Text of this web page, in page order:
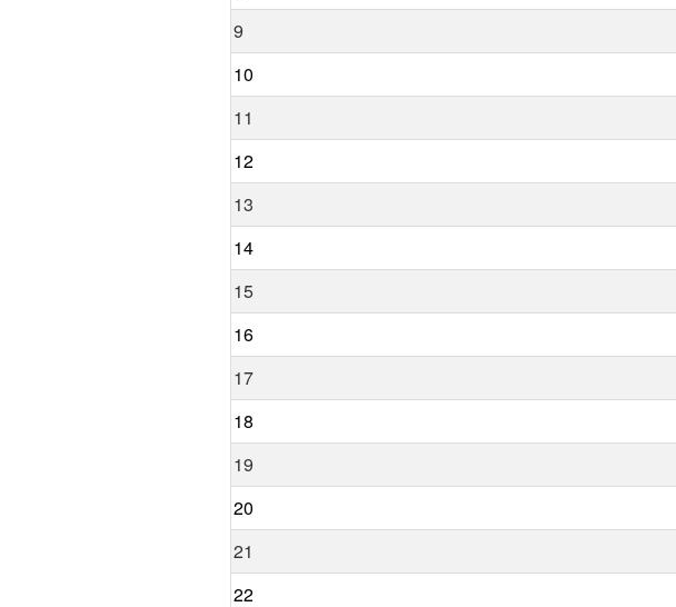
9
10
11
12
13
14
15
16
17
18
19
20
21
22